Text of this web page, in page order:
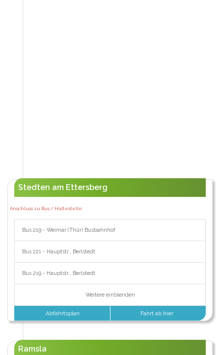
Stedten am Ettersberg
Anschluss zu Bus / Haltestelle:
Bus 219 - Weimar (Thür) Busbahnhof
Bus 221 - Hauptstr., Berlstedt
Bus 219 - Hauptstr., Berlstedt
Weitere einblenden
Abfahrtsplan Fahrt ab hier
Ramsla